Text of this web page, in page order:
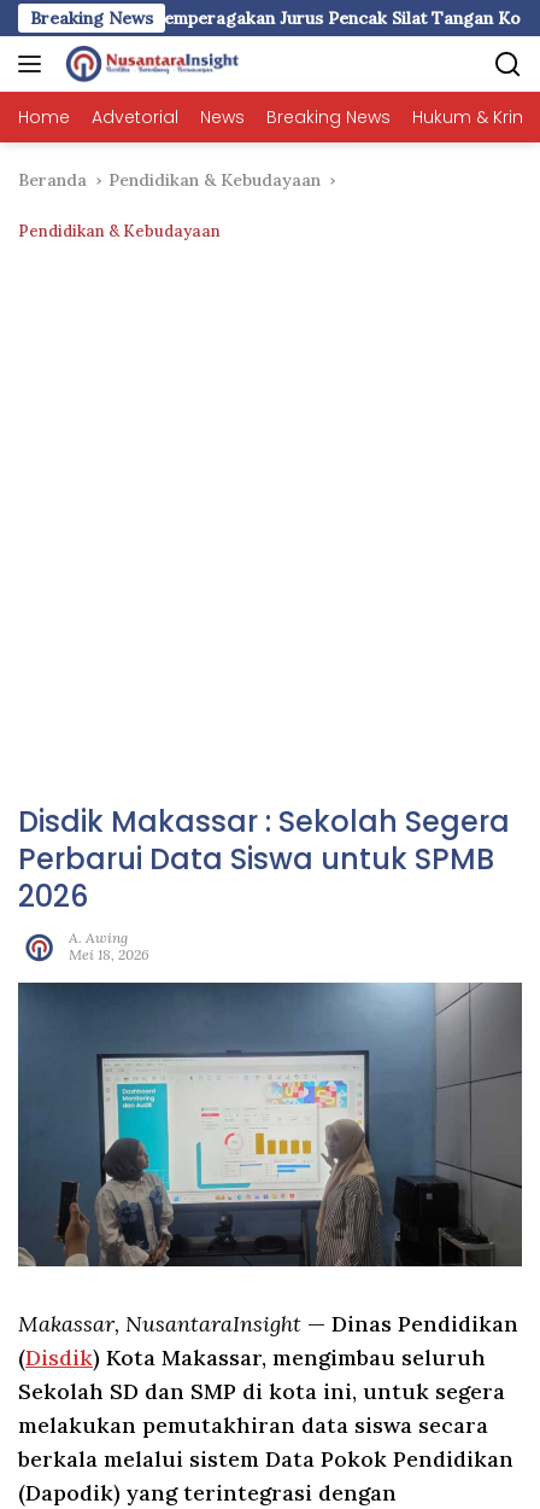
Langsung
ke
konten
Breaking News
Pencak Silat Tangan Kosong Pukau Ribuan Peserta
Home Advetorial News Breaking News Hukum &
Beranda Pendidikan & Kebudayaan
Pendidikan & Kebudayaan
Disdik Makassar : Sekolah Segera
Perbarui Data Siswa untuk SPMB
2026
A. Awing
Mei 18, 2026
Makassar, NusantaraInsight — Dinas Pendidikan
(Disdik) Kota Makassar, mengimbau seluruh
Sekolah SD dan SMP di kota ini, untuk segera
melakukan pemutakhiran data siswa secara
berkala melalui sistem Data Pokok Pendidikan
(Dapodik) yang terintegrasi dengan